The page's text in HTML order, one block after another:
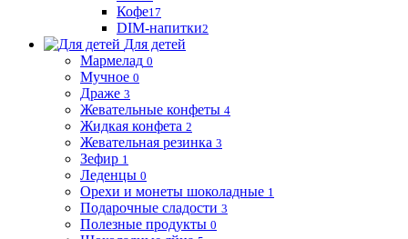
Кофе17
DIM-напитки2
Для детей
Мармелад 0
Мучное 0
Драже 3
Жевательные конфеты 4
Жидкая конфета 2
Жевательная резинка 3
Зефир 1
Леденцы 0
Орехи и монеты шоколадные 1
Подарочные сладости 3
Полезные продукты 0